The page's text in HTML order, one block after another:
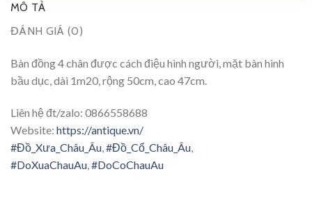
MÔ TẢ
ĐÁNH GIÁ (0)
Bàn đồng 4 chân được cách điệu hình người, mặt bàn hình
bầu dục, dài 1m20, rộng 50cm, cao 47cm.
Liên hệ đt/zalo: 0866558688
Website: https://antique.vn/
#Đồ_Xưa_Châu_Âu,#Đồ_Cổ_Châu_Âu,
#DoXuaChauAu,#DoCoChauAu